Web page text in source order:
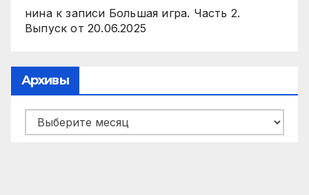
нинак записи Большая игра. Часть 2.
Выпуск от 20.06.2025
Архивы
Архивы